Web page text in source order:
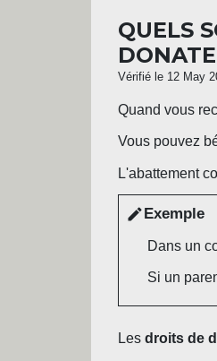
QUELS
Vérifié le 12 May
Quand vous
Vous pouvez
L'abattement
editExemple
Dans un
Si un
Les droits de